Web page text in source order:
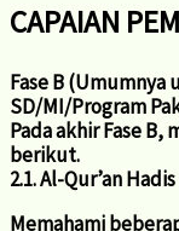
CAPAIAN
Fase B (Umumnya
SD/MI/Program
Pada akhir Fase
berikut.
2.1. Al-Qur’an Hadis
Memahami